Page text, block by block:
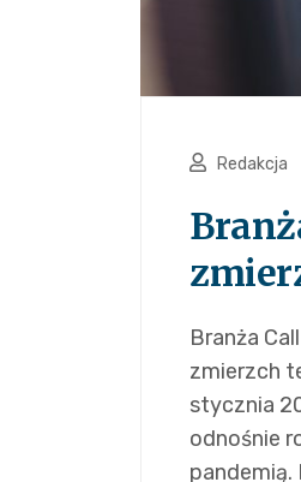
Redakcja
Branża
zmierzch
stycznia
odnośnie